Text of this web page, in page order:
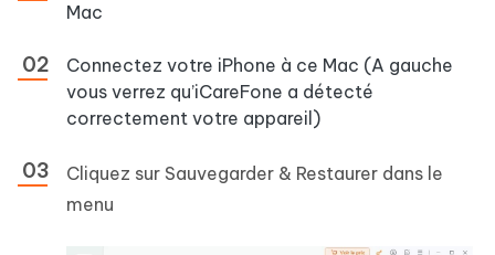
Mac
Connectez votre iPhone à ce Mac (A gauche
vous verrez qu’iCareFone a détecté
correctement votre appareil)
Cliquez sur Sauvegarder & Restaurer dans le
menu